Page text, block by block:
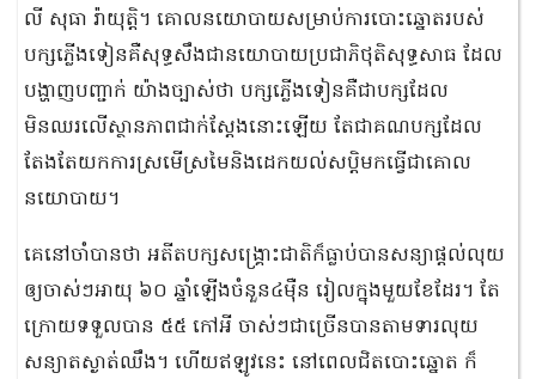
លី សុធា រ៉ាយុត្តិ។ គោលនយោបាយសម្រាប់ការបោះឆ្នោតរបស់
បក្សភ្លើងទៀនគឺសុទ្ធសឹងជានយោបាយប្រជាភិថុតិសុទ្ធសាធ ដែល
បង្ហាញបញ្ជាក់ យ៉ាងច្បាស់ថា បក្សភ្លើងទៀនគឺជាបក្សដែល
មិនឈរលើស្ថានភាពជាក់ស្តែងនោះឡើយ តែជាគណបក្សដែល
តែងតែយកការស្រមើស្រមៃនិងដេកយល់សប្តិមកធ្វើជាគោល
នយោបាយ។
គេនៅចាំបានថា អតីតបក្សសង្គ្រោះជាតិក៏ធ្លាប់បានសន្យាផ្តល់លុយ
ឲ្យចាស់ៗអាយុ ៦០ ឆ្នាំឡើងចំនួន៤ម៉ឺន រៀលក្នុងមួយខែដែរ។ តែ
ក្រោយទទួលបាន ៥៥ កៅអី ចាស់ៗជាច្រើនបានតាមទារលុយ
សន្យាតស្ងាត់ឈឹង។ ហើយឥឡូវនេះ នៅពេលជិតបោះឆ្នោត ក៏